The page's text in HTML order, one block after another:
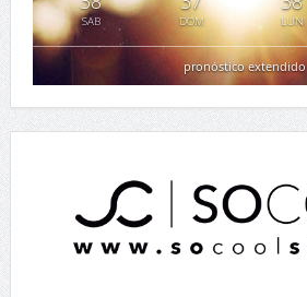
SAB DOM LUN
pronóstico extendido